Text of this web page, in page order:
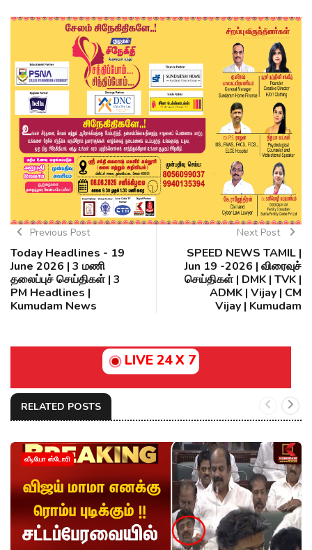
Previous Post
Today Headlines - 19
June 2026 | 3 மணி
தலைப்புச் செய்திகள் | 3
PM Headlines |
Kumudam News
Next Post
SPEED NEWS TAMIL |
Jun 19 -2026 | விரைவுச்
செய்திகள் | DMK | TVK |
ADMK | Vijay | CM
Vijay | Kumudam
LIVE 24 X 7
RELATED POSTS
வீடியோ ஸ்டோரி